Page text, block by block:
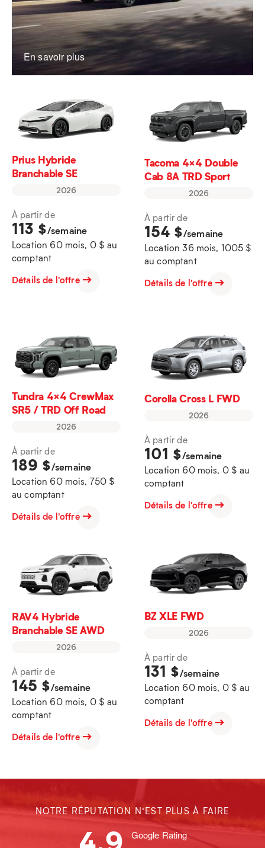
En savoir plus
Prius Hybride
Branchable SE
2026
À partir de
113 $/semaine
Location 60 mois, 0 $ au
comptant
Détails de l'offre
Tacoma 4×4 Double
Cab 8A TRD Sport
2026
À partir de
154 $/semaine
Location 36 mois, 1005 $
au comptant
Détails de l'offre
Tundra 4×4 CrewMax
SR5 / TRD Off Road
2026
À partir de
189 $/semaine
Location 60 mois, 750 $
au comptant
Détails de l'offre
Corolla Cross L FWD
2026
À partir de
101 $/semaine
Location 60 mois, 0 $ au
comptant
Détails de l'offre
RAV4 Hybride
Branchable SE AWD
2026
À partir de
145 $/semaine
Location 60 mois, 0 $ au
comptant
Détails de l'offre
BZ XLE FWD
2026
À partir de
131 $/semaine
Location 60 mois, 0 $ au
comptant
Détails de l'offre
NOTRE RÉPUTATION N’EST PLUS À FAIRE
Google Rating
4.9